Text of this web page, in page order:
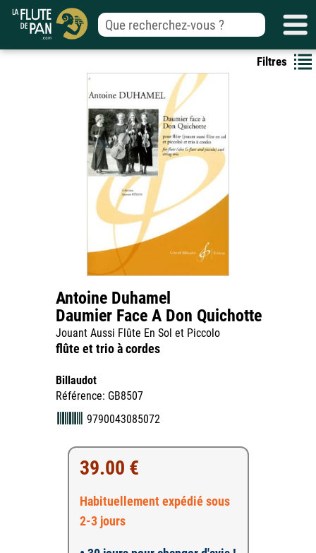
Filtres
Antoine Duhamel
Daumier Face A Don Quichotte
Jouant Aussi Flûte En Sol et Piccolo
flûte et trio à cordes
Billaudot
Référence: GB8507
9790043085072
39.00 €
Habituellement expédié sous
2-3 jours